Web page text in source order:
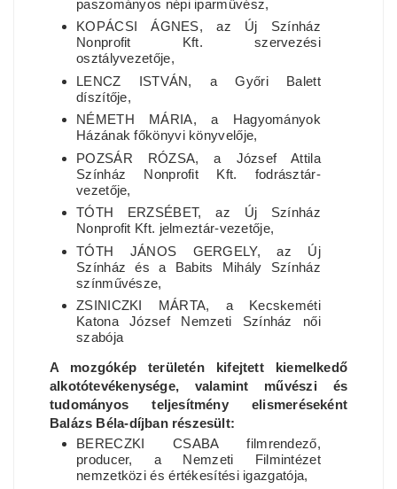
paszományos népi iparművész,
KOPÁCSI ÁGNES, az Új Színház
Nonprofit Kft. szervezési
osztályvezetője,
LENCZ ISTVÁN, a Győri Balett
díszítője,
NÉMETH MÁRIA, a Hagyományok
Házának főkönyvi könyvelője,
POZSÁR RÓZSA, a József Attila
Színház Nonprofit Kft. fodrásztár-
vezetője,
TÓTH ERZSÉBET, az Új Színház
Nonprofit Kft. jelmeztár-vezetője,
TÓTH JÁNOS GERGELY, az Új
Színház és a Babits Mihály Színház
színművésze,
ZSINICZKI MÁRTA, a Kecskeméti
Katona József Nemzeti Színház női
szabója
A mozgókép területén kifejtett kiemelkedő
alkotótevékenysége, valamint művészi és
tudományos teljesítmény elismeréseként
Balázs Béla-díjban részesült:
BERECZKI CSABA filmrendező,
producer, a Nemzeti Filmintézet
nemzetközi és értékesítési igazgatója,